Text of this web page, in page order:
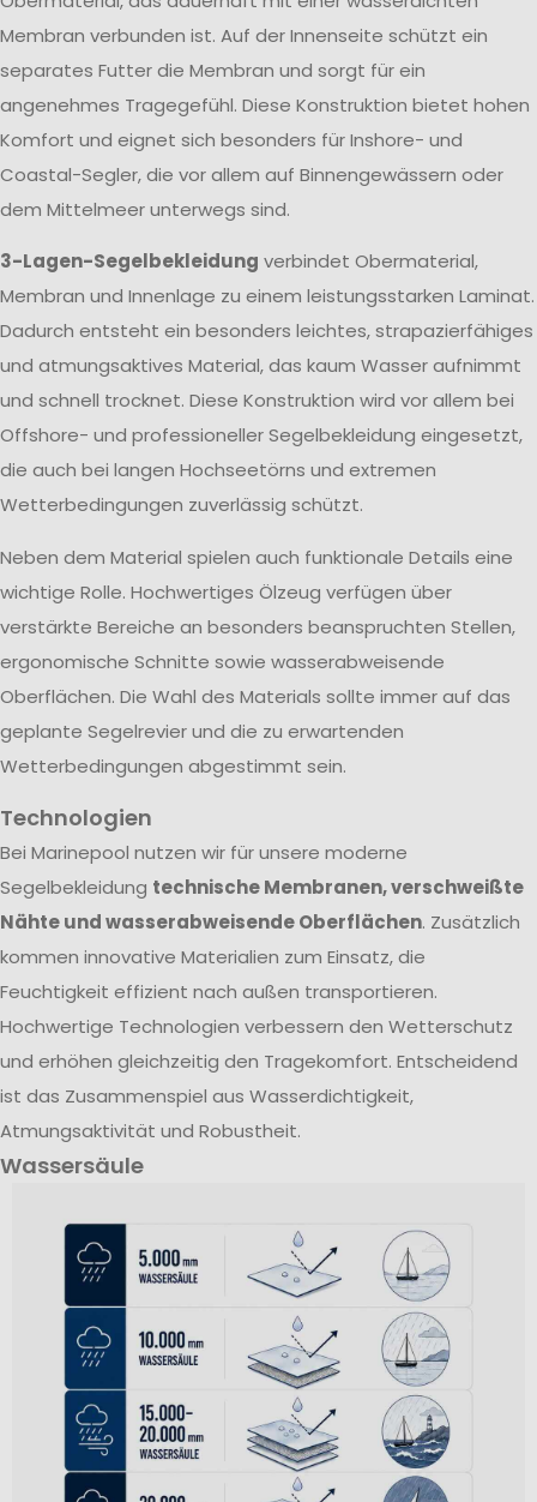
Membran verbunden ist. Auf der Innenseite schützt ein
separates Futter die Membran und sorgt für ein
angenehmes Tragegefühl. Diese Konstruktion bietet hohen
Komfort und eignet sich besonders für Inshore- und
Coastal-Segler, die vor allem auf Binnengewässern oder
dem Mittelmeer unterwegs sind.
3-Lagen-Segelbekleidung verbindet Obermaterial,
Membran und Innenlage zu einem leistungsstarken Laminat.
Dadurch entsteht ein besonders leichtes, strapazierfähiges
und atmungsaktives Material, das kaum Wasser aufnimmt
und schnell trocknet. Diese Konstruktion wird vor allem bei
Offshore- und professioneller Segelbekleidung eingesetzt,
die auch bei langen Hochseetörns und extremen
Wetterbedingungen zuverlässig schützt.
Neben dem Material spielen auch funktionale Details eine
wichtige Rolle. Hochwertiges Ölzeug verfügen über
verstärkte Bereiche an besonders beanspruchten Stellen,
ergonomische Schnitte sowie wasserabweisende
Oberflächen. Die Wahl des Materials sollte immer auf das
geplante Segelrevier und die zu erwartenden
Wetterbedingungen abgestimmt sein.
Technologien
Bei Marinepool nutzen wir für unsere moderne
Segelbekleidung technische Membranen, verschweißte
Nähte und wasserabweisende Oberflächen. Zusätzlich
kommen innovative Materialien zum Einsatz, die
Feuchtigkeit effizient nach außen transportieren.
Hochwertige Technologien verbessern den Wetterschutz
und erhöhen gleichzeitig den Tragekomfort. Entscheidend
ist das Zusammenspiel aus Wasserdichtigkeit,
Atmungsaktivität und Robustheit.
Wassersäule